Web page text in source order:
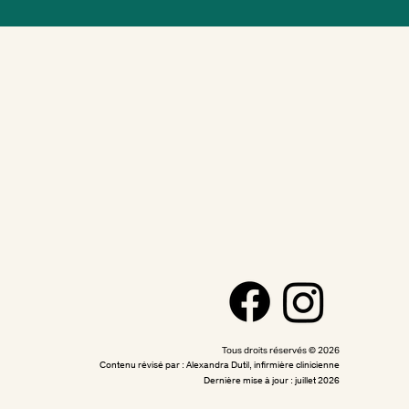
Tous droits réservés © 2026
Contenu révisé par : Alexandra Dutil, infirmière clinicienne
Dernière mise à jour : juillet 2026